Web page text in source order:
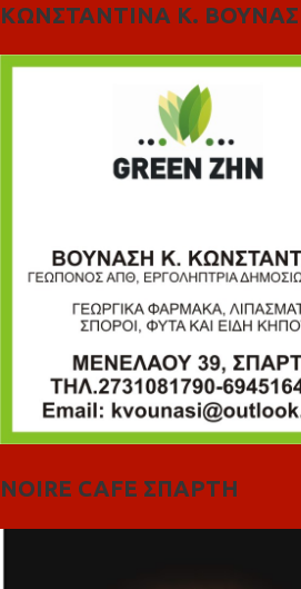
ΚΩΝΣΤΑΝΤΙΝΑ Κ.
NOIRE CAFE ΣΠΑΡΤΗ